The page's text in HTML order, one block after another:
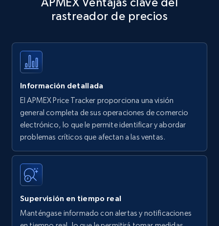
Title, Seller name, Brand, Description, Initial
35.3K+
Amazon products - find products by using
upc numbers
Title, Seller name, Brand, Description, Initial
price, Currency, Availability, Reviews count, and
35.3K+
rastreador de precios
Información detallada
El APMEX Price Tracker proporciona una visión
general completa de sus operaciones de comercio
electrónico, lo que le permite identificar y abordar
problemas críticos que afectan a las ventas.
Supervisión en tiempo real
Manténgase informado con alertas y notificaciones